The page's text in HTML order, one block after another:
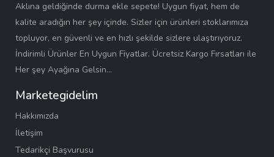
Aklına geldiğinde durma ekle sepete! Uygun fiyat, hem de
kalite aradığın her şey içinde. Sizler için ürünleri stoklarımıza
topluyor, en güvenli ve en hızlı şekilde sizlere ulaştırıyoruz.
İndirimli Ürünler En Uygun Fiyatlar. Ücretsiz Kargo Fırsatları ile
Her şey Ayağına Gelsin…
Marketegidelim
Hakkımızda
İletişim
Tedarikçi Başvurusu